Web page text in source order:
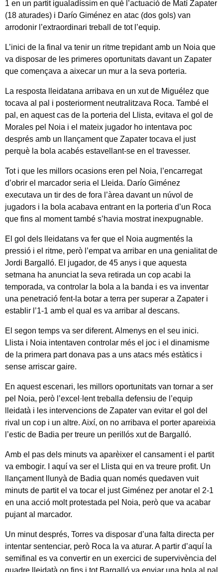
1 en un partit igualadíssim en què l’actuació de Matí Zapater
(18 aturades) i Darío Giménez en atac (dos gols) van
arrodonir l’extraordinari treball de tot l’equip.
L’inici de la final va tenir un ritme trepidant amb un Noia que
va disposar de les primeres oportunitats davant un Zapater
que començava a aixecar un mur a la seva porteria.
La resposta lleidatana arribava en un xut de Miguélez que
tocava al pal i posteriorment neutralitzava Roca. També el
pal, en aquest cas de la porteria del Llista, evitava el gol de
Morales pel Noia i el mateix jugador ho intentava poc
després amb un llançament que Zapater tocava el just
perquè la bola acabés estavellant-se en el travesser.
Tot i que les millors ocasions eren pel Noia, l’encarregat
d’obrir el marcador seria el Lleida. Darío Giménez
executava un tir des de fora l’àrea davant un núvol de
jugadors i la bola acabava entrant en la porteria d’un Roca
que fins al moment també s’havia mostrat inexpugnable.
El gol dels lleidatans va fer que el Noia augmentés la
pressió i el ritme, però l’empat va arribar en una genialitat de
Jordi Bargalló. El jugador, de 45 anys i que aquesta
setmana ha anunciat la seva retirada un cop acabi la
temporada, va controlar la bola a la banda i es va inventar
una penetració fent-la botar a terra per superar a Zapater i
establir l’1-1 amb el qual es va arribar al descans.
El segon temps va ser diferent. Almenys en el seu inici.
Llista i Noia intentaven controlar més el joc i el dinamisme
de la primera part donava pas a uns atacs més estàtics i
sense arriscar gaire.
En aquest escenari, les millors oportunitats van tornar a ser
pel Noia, però l’excel·lent treballa defensiu de l’equip
lleidatà i les intervencions de Zapater van evitar el gol del
rival un cop i un altre. Així, on no arribava el porter apareixia
l’estic de Badia per treure un perillós xut de Bargalló.
Amb el pas dels minuts va aparèixer el cansament i el partit
va embogir. I aquí va ser el Llista qui en va treure profit. Un
llançament llunyà de Badia quan només quedaven vuit
minuts de partit el va tocar el just Giménez per anotar el 2-1
en una acció molt protestada pel Noia, però que va acabar
pujant al marcador.
Un minut després, Torres va disposar d’una falta directa per
intentar sentenciar, però Roca la va aturar. A partir d’aquí la
semifinal es va convertir en un exercici de supervivència del
quadre lleidatà on fins i tot Bargalló va enviar una bola al pal